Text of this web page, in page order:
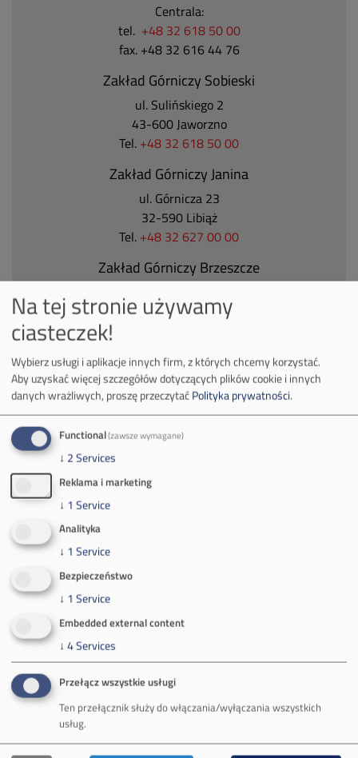
Centrala:
tel. +48 32 618 50 00
fax. +48 32 616 44 76
Zakład Górniczy Sobieski
ul. Sulińskiego 2
43-600 Jaworzno
Tel. +48 32 618 50 00
Zakład Górniczy Janina
ul. Górnicza 23
32-590 Libiąż
Tel. +48 32 627 00 00
Zakład Górniczy Brzeszcze
32-620 Brzeszcze
Kontakt dla mediów:
mail:media@pkw-sa.pl
tel.:+48 32 618 56 02
(poniedziałek-piątek 7:00-15:00)
Zakład Górniczy Janina
Zakład Górniczy Sobieski
Na tej stronie używamy
ciasteczek!
Wybierz usługi i aplikacje innych firm, z których chcemy korzystać.
Aby uzyskać więcej szczegółów dotyczących plików cookie i innych
danych wrażliwych, proszę przeczytaćPolityka prywatności.
Functional(zawsze wymagane)
↓ 2Services
Reklama i marketing
↓ 1 Service
Analityka
↓ 1 Service
Bezpieczeństwo
↓ 1 Service
Embedded external content
↓ 4Services
Przełącz wszystkie usługi
Ten przełącznik służy do włączania/wyłączania wszystkich
usług.